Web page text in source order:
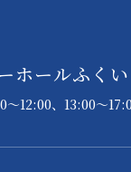
ホールふくい
～12:00、13:00～